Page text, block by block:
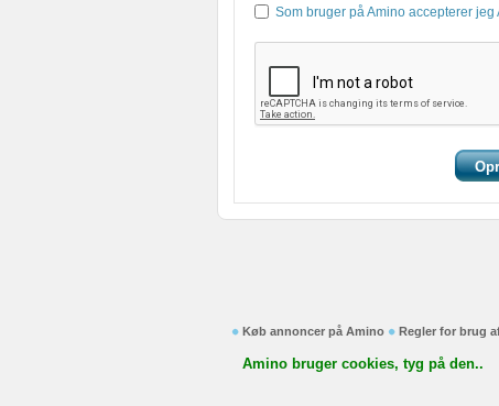
Som bruger på Amino accepterer jeg
Køb annoncer på Amino Regler for brug
Amino bruger cookies, tyg på den..